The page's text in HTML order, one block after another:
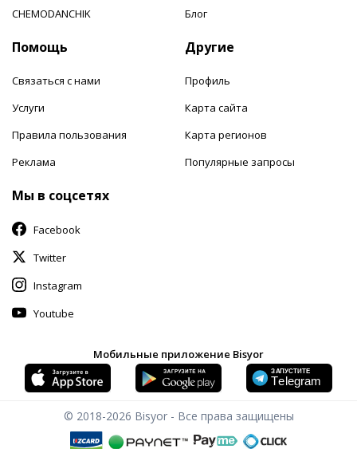
CHEMODANCHIK
Блог
Помощь
Связаться с нами
Услуги
Правила пользования
Реклама
Другие
Профиль
Карта сайта
Карта регионов
Популярные запросы
Мы в соцсетях
Facebook
Twitter
Instagram
Youtube
Мобильные приложение Bisyor
© 2018-2026 Bisyor - Все права защищены